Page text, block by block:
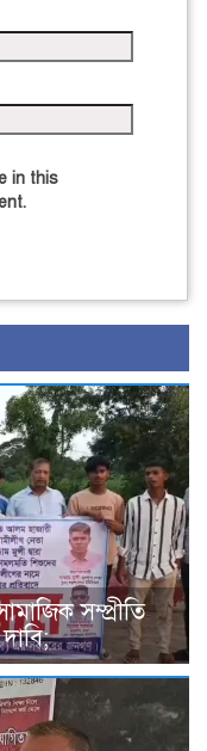
in this
সম্প্রীতি